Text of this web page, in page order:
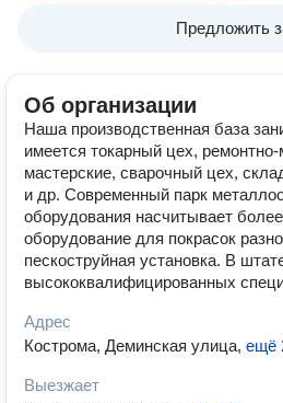
Предложить
Об организации
Наша производственная база
имеется токарный цех,
мастерские, сварочный цех,
и др. Современный парк
оборудования насчитывает
оборудование для покрасок
пескоструйная установка. В
высококвалифицированных
Адрес
Кострома, Деминская улица, ещё
Выезжает